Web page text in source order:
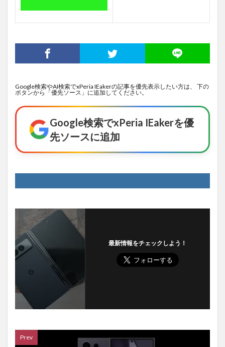
Google検索やAI検索でxPeria IEakerの記事を優先表示したい方は、 下の
ボタンから「優先ソース」に追加してください。
Google検索でxPeria IEakerを優
先ソースに追加
最新情報をチェックしよう！
Prev